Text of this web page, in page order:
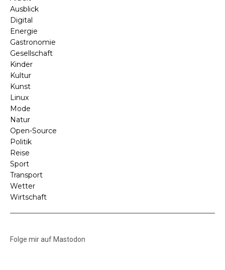
Ausblick
Digital
Energie
Gastronomie
Gesellschaft
Kinder
Kultur
Kunst
Linux
Mode
Natur
Open-Source
Politik
Reise
Sport
Transport
Wetter
Wirtschaft
Folge mir auf Mastodon